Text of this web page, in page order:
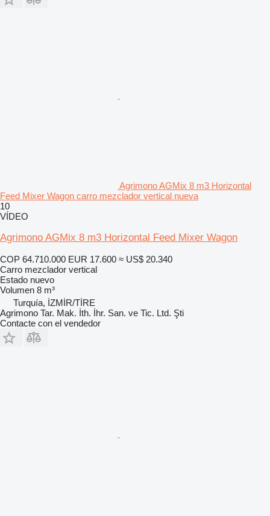
Agrimono AGMix 8 m3 Horizontal
Feed Mixer Wagon carro mezclador vertical nueva
10
VÍDEO
Agrimono AGMix 8 m3 Horizontal Feed Mixer Wagon
COP 64.710.000 EUR 17.600 ≈ US$ 20.340
Carro mezclador vertical
Estado nuevo
Volumen 8 m³
Turquía, İZMİR/TİRE
Agrimono Tar. Mak. İth. İhr. San. ve Tic. Ltd. Şti
Contacte con el vendedor